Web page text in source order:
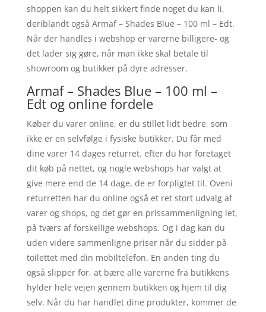
shoppen kan du helt sikkert finde noget du kan li,
deriblandt også Armaf – Shades Blue – 100 ml – Edt.
Når der handles i webshop er varerne billigere- og
det lader sig gøre, når man ikke skal betale til
showroom og butikker på dyre adresser.
Armaf – Shades Blue – 100 ml –
Edt og online fordele
Køber du varer online, er du stillet lidt bedre, som
ikke er en selvfølge i fysiske butikker. Du får med
dine varer 14 dages returret. efter du har foretaget
dit køb på nettet, og nogle webshops har valgt at
give mere end de 14 dage, de er forpligtet til. Oveni
returretten har du online også et ret stort udvalg af
varer og shops, og det gør en prissammenligning let,
på tværs af forskellige webshops. Og i dag kan du
uden videre sammenligne priser når du sidder på
toilettet med din mobiltelefon. En anden ting du
også slipper for, at bære alle varerne fra butikkens
hylder hele vejen gennem butikken og hjem til dig
selv. Når du har handlet dine produkter, kommer de